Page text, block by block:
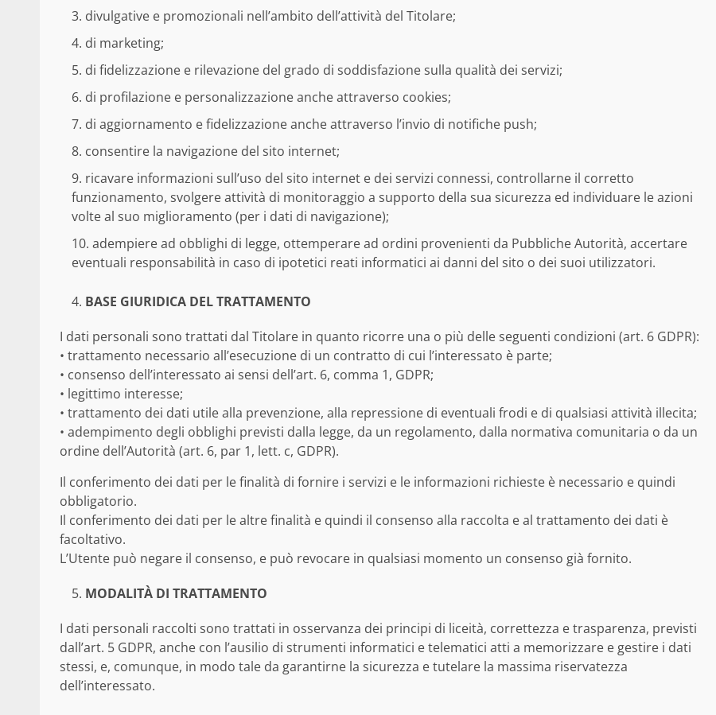
divulgative e promozionali nell’ambito dell’attività del Titolare;
di marketing;
di fidelizzazione e rilevazione del grado di soddisfazione sulla qualità dei servizi;
di profilazione e personalizzazione anche attraverso cookies;
di aggiornamento e fidelizzazione anche attraverso l’invio di notifiche push;
consentire la navigazione del sito internet;
ricavare informazioni sull’uso del sito internet e dei servizi connessi, controllarne il corretto
funzionamento, svolgere attività di monitoraggio a supporto della sua sicurezza ed individuare le azioni
volte al suo miglioramento (per i dati di navigazione);
adempiere ad obblighi di legge, ottemperare ad ordini provenienti da Pubbliche Autorità, accertare
eventuali responsabilità in caso di ipotetici reati informatici ai danni del sito o dei suoi utilizzatori.
BASE GIURIDICA DEL TRATTAMENTO
I dati personali sono trattati dal Titolare in quanto ricorre una o più delle seguenti condizioni (art. 6 GDPR):
• trattamento necessario all’esecuzione di un contratto di cui l’interessato è parte;
• consenso dell’interessato ai sensi dell’art. 6, comma 1, GDPR;
• legittimo interesse;
• trattamento dei dati utile alla prevenzione, alla repressione di eventuali frodi e di qualsiasi attività illecita;
• adempimento degli obblighi previsti dalla legge, da un regolamento, dalla normativa comunitaria o da un
ordine dell’Autorità (art. 6, par 1, lett. c, GDPR).
Il conferimento dei dati per le finalità di fornire i servizi e le informazioni richieste è necessario e quindi
obbligatorio.
Il conferimento dei dati per le altre finalità e quindi il consenso alla raccolta e al trattamento dei dati è
facoltativo.
L’Utente può negare il consenso, e può revocare in qualsiasi momento un consenso già fornito.
MODALITÀ DI TRATTAMENTO
I dati personali raccolti sono trattati in osservanza dei principi di liceità, correttezza e trasparenza, previsti
dall’art. 5 GDPR, anche con l’ausilio di strumenti informatici e telematici atti a memorizzare e gestire i dati
stessi, e, comunque, in modo tale da garantirne la sicurezza e tutelare la massima riservatezza
dell’interessato.